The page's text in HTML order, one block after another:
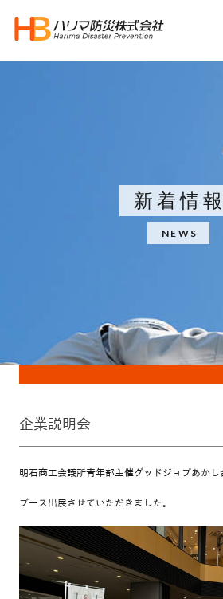
新着情報
NEWS
企業説明会
明石商工会議所青年部主催グッドジョブあかし
ブース出展させていただきました。